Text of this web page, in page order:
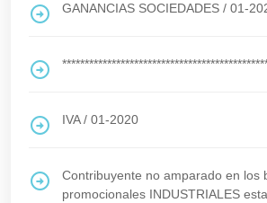
GANANCIAS SOCIEDADES / 01-
IVA/ 01-2020
Contribuyente no amparado en los
promocionales INDUSTRIALES